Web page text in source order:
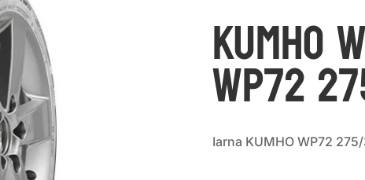
Kumho
WP72
Iarna KUMHO WP72